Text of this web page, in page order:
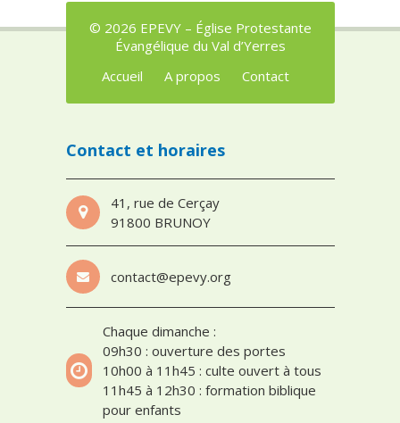
© 2026 EPEVY – Église Protestante
Évangélique du Val d’Yerres
Accueil
A propos Contact
Contact et horaires
41, rue de Cerçay
91800 BRUNOY
contact@epevy.org
Chaque dimanche :
09h30 : ouverture des portes
10h00 à 11h45 : culte ouvert à tous
11h45 à 12h30 : formation biblique
pour enfants